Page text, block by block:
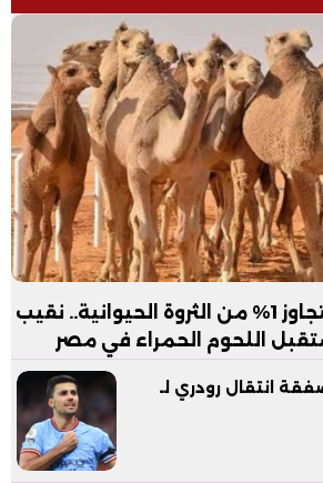
خاص| رغم أنها لا تتجاوز 1% من الثروة الحيوانية.. نقيب
اللحوم الحمراء في مصر
انتقال رودري لـ